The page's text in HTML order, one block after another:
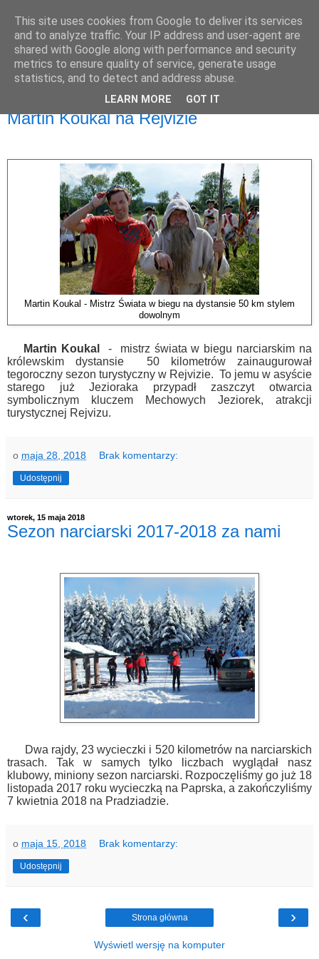
poniedziałek, 28 maja 2018
Martin Koukal na Rejvizie
Martin Koukal - Mistrz Świata w biegu na dystansie 50 km stylem
dowolnym
Martin Koukal
- mistrz świata w biegu narciarskim na
królewskim dystansie 50 kilometrów zainaugurował
tegoroczny sezon turystyczny w Rejvizie. To jemu w asyście
starego już Jezioraka przypadł zaszczyt otwarcia
symbolicznym kluczem Mechowych Jeziorek, atrakcji
turystycznej Rejvizu.
o maja 28, 2018 Brak komentarzy:
Udostępnij
wtorek, 15 maja 2018
Sezon narciarski 2017-2018 za nami
Dwa rajdy, 23 wycieczki i 520 kilometrów na narciarskich
trasach. Tak w samych tylko liczbach wyglądał nasz
klubowy, miniony sezon narciarski. Rozpoczęliśmy go już 18
listopada 2017 roku wycieczką na Paprska, a zakończyliśmy
7 kwietnia 2018 na Pradziadzie.
o maja 15, 2018 Brak komentarzy:
Udostępnij
‹ ›
Strona główna
Wyświetl wersję na komputer
This site uses cookies from Google to deliver its services
and to analyze traffic. Your IP address and user-agent are
shared with Google along with performance and security
metrics to ensure quality of service, generate usage
statistics, and to detect and address abuse.
LEARN MORE GOT IT